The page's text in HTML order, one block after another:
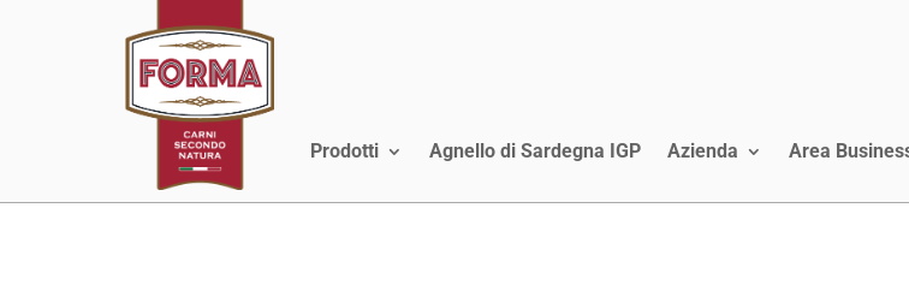
Prodotti Agnello di Sardegna IGP Azienda Area